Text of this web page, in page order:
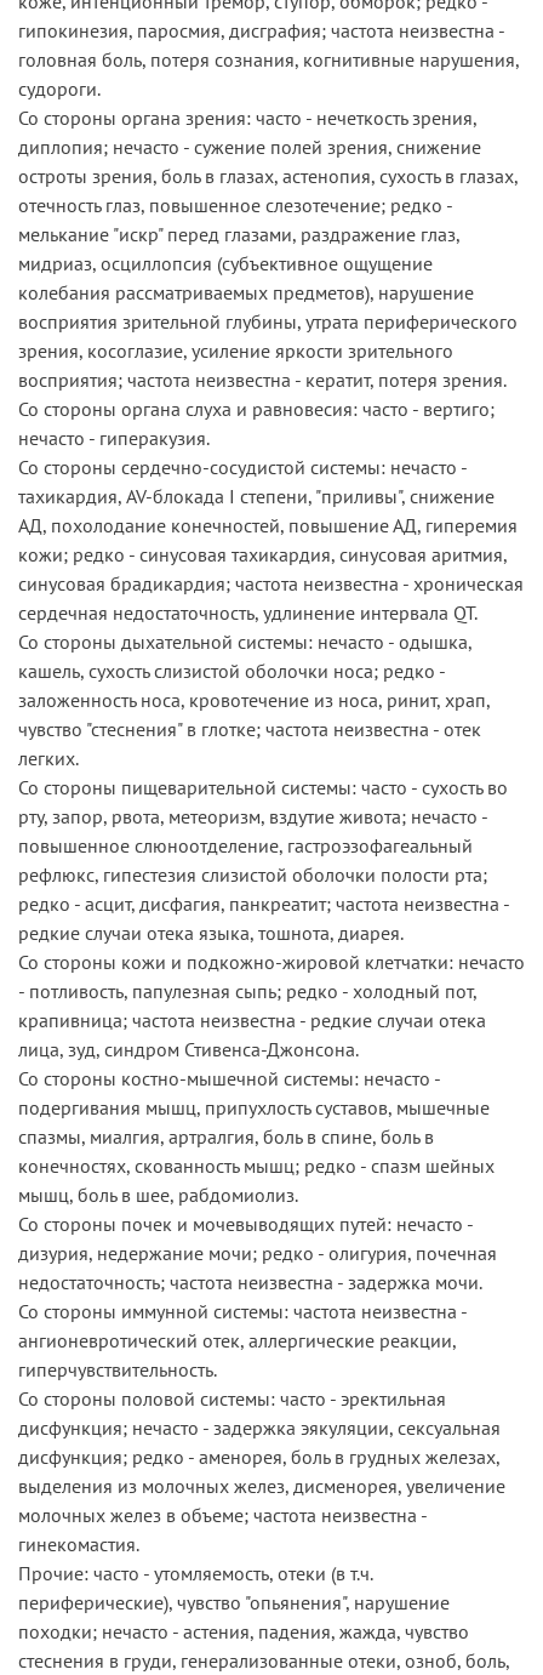
гипокинезия, паросмия, дисграфия; частота неизвестна -
головная боль, потеря сознания, когнитивные нарушения,
судороги.
Со стороны органа зрения: часто - нечеткость зрения,
диплопия; нечасто - сужение полей зрения, снижение
остроты зрения, боль в глазах, астенопия, сухость в глазах,
отечность глаз, повышенное слезотечение; редко -
мелькание "искр" перед глазами, раздражение глаз,
мидриаз, осциллопсия (субъективное ощущение
колебания рассматриваемых предметов), нарушение
восприятия зрительной глубины, утрата периферического
зрения, косоглазие, усиление яркости зрительного
восприятия; частота неизвестна - кератит, потеря зрения.
Со стороны органа слуха и равновесия: часто - вертиго;
нечасто - гиперакузия.
Со стороны сердечно-сосудистой системы: нечасто -
тахикардия, AV-блокада I степени, "приливы", снижение
АД, похолодание конечностей, повышение АД, гиперемия
кожи; редко - синусовая тахикардия, синусовая аритмия,
синусовая брадикардия; частота неизвестна - хроническая
сердечная недостаточность, удлинение интервала QT.
Со стороны дыхательной системы: нечасто - одышка,
кашель, сухость слизистой оболочки носа; редко -
заложенность носа, кровотечение из носа, ринит, храп,
чувство "стеснения" в глотке; частота неизвестна - отек
легких.
Со стороны пищеварительной системы: часто - сухость во
рту, запор, рвота, метеоризм, вздутие живота; нечасто -
повышенное слюноотделение, гастроэзофагеальный
рефлюкс, гипестезия слизистой оболочки полости рта;
редко - асцит, дисфагия, панкреатит; частота неизвестна -
редкие случаи отека языка, тошнота, диарея.
Со стороны кожи и подкожно-жировой клетчатки: нечасто
- потливость, папулезная сыпь; редко - холодный пот,
крапивница; частота неизвестна - редкие случаи отека
лица, зуд, синдром Стивенса-Джонсона.
Со стороны костно-мышечной системы: нечасто -
подергивания мышц, припухлость суставов, мышечные
спазмы, миалгия, артралгия, боль в спине, боль в
конечностях, скованность мышц; редко - спазм шейных
мышц, боль в шее, рабдомиолиз.
Со стороны почек и мочевыводящих путей: нечасто -
дизурия, недержание мочи; редко - олигурия, почечная
недостаточность; частота неизвестна - задержка мочи.
Со стороны иммунной системы: частота неизвестна -
ангионевротический отек, аллергические реакции,
гиперчувствительность.
Со стороны половой системы: часто - эректильная
дисфункция; нечасто - задержка эякуляции, сексуальная
дисфункция; редко - аменорея, боль в грудных железах,
выделения из молочных желез, дисменорея, увеличение
молочных желез в объеме; частота неизвестна -
гинекомастия.
Прочие: часто - утомляемость, отеки (в т.ч.
периферические), чувство "опьянения", нарушение
походки; нечасто - астения, падения, жажда, чувство
стеснения в груди, генерализованные отеки, озноб, боль,